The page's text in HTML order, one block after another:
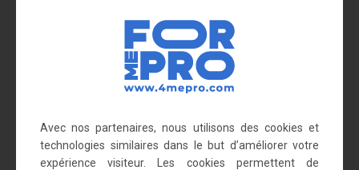
En savoir plus
Finition peinture époxy bleu
Dimensions : 550 x 600 x 1250 mm
Avec nos partenaires, nous utilisons des cookies et
technologies similaires dans le but d’améliorer votre
expérience visiteur. Les cookies permettent de